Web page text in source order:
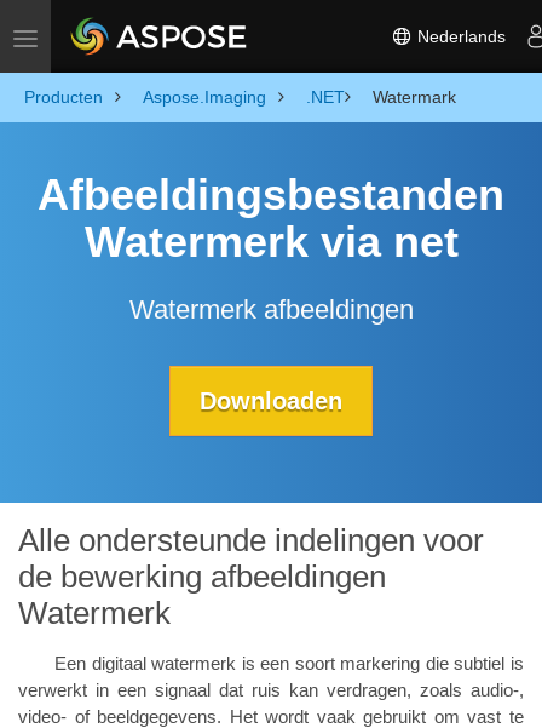
Toggle navigation Nederlands
Producten Aspose.Imaging .NET Watermark
Afbeeldingsbestanden
Watermerk via net
Watermerk afbeeldingen
Downloaden
Alle ondersteunde indelingen voor
de bewerking afbeeldingen
Watermerk
Een digitaal watermerk is een soort markering die subtiel is
verwerkt in een signaal dat ruis kan verdragen, zoals audio-,
video- of beeldgegevens. Het wordt vaak gebruikt om vast te